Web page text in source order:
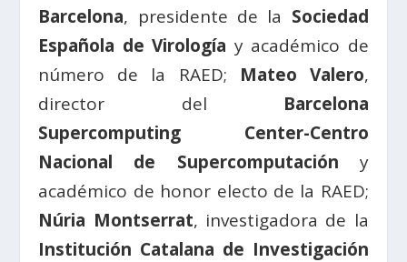
Barcelona, presidente de la Sociedad
Española de Virología y académico de
número de la RAED; Mateo Valero,
director del Barcelona
Supercomputing Center-Centro
Nacional de Supercomputación y
académico de honor electo de la RAED;
Núria Montserrat, investigadora de la
Institución Catalana de Investigación